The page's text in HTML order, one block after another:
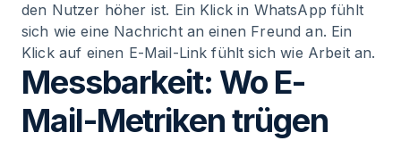
den Nutzer höher ist. Ein Klick in WhatsApp fühlt
sich wie eine Nachricht an einen Freund an. Ein
Klick auf einen E-Mail-Link fühlt sich wie Arbeit an.
Messbarkeit: Wo E-
Mail-Metriken trügen